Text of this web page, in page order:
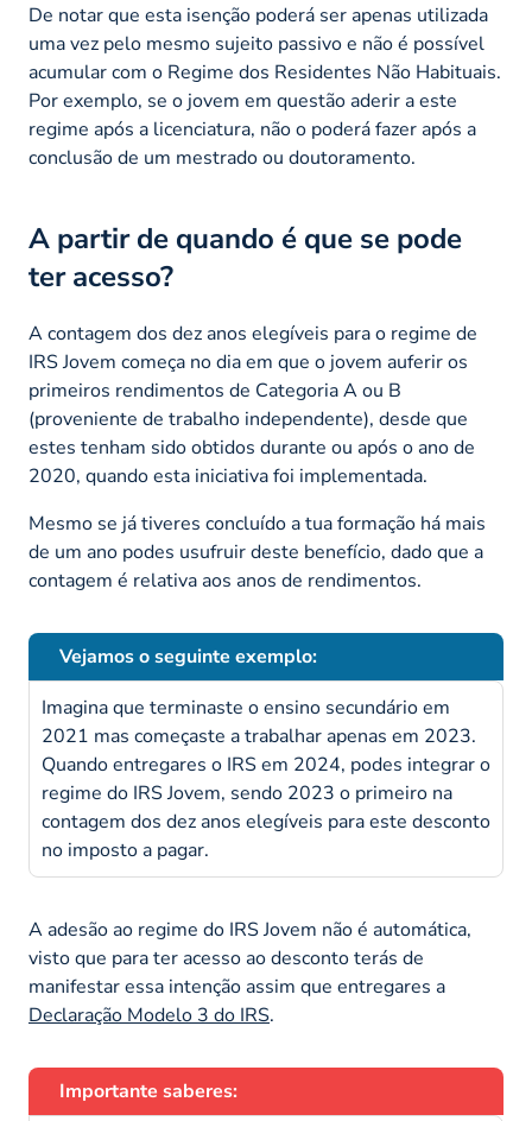
De notar que esta isenção poderá ser apenas utilizada
uma vez pelo mesmo sujeito passivo e não é possível
acumular com o Regime dos Residentes Não Habituais.
Por exemplo, se o jovem em questão aderir a este
regime após a licenciatura, não o poderá fazer após a
conclusão de um mestrado ou doutoramento.
A partir de quando é que se pode
ter acesso?
A contagem dos dez anos elegíveis para o regime de
IRS Jovem começa no dia em que o jovem auferir os
primeiros rendimentos de Categoria A ou B
(proveniente de trabalho independente), desde que
estes tenham sido obtidos durante ou após o ano de
2020, quando esta iniciativa foi implementada.
Mesmo se já tiveres concluído a tua formação há mais
de um ano podes usufruir deste benefício, dado que a
contagem é relativa aos anos de rendimentos.
Vejamos o seguinte exemplo:
Imagina que terminaste o ensino secundário em
2021 mas começaste a trabalhar apenas em 2023.
Quando entregares o IRS em 2024, podes integrar o
regime do IRS Jovem, sendo 2023 o primeiro na
contagem dos dez anos elegíveis para este desconto
no imposto a pagar.
A adesão ao regime do IRS Jovem não é automática,
visto que para ter acesso ao desconto terás de
manifestar essa intenção assim que entregares a
Declaração Modelo 3 do IRS.
Importante saberes: